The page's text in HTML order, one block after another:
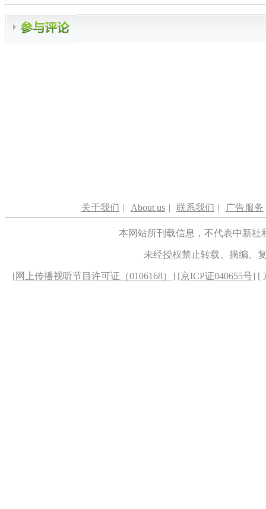
关于我们 | About us | 联系我们 | 广告服务
本网站所刊载信息，不代表中新
未经授权禁止转载、摘编、
[网上传播视听节目许可证（0106168） ] [京ICP证040655号] [